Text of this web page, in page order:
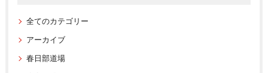
全てのカテゴリー
アーカイブ
春日部道場